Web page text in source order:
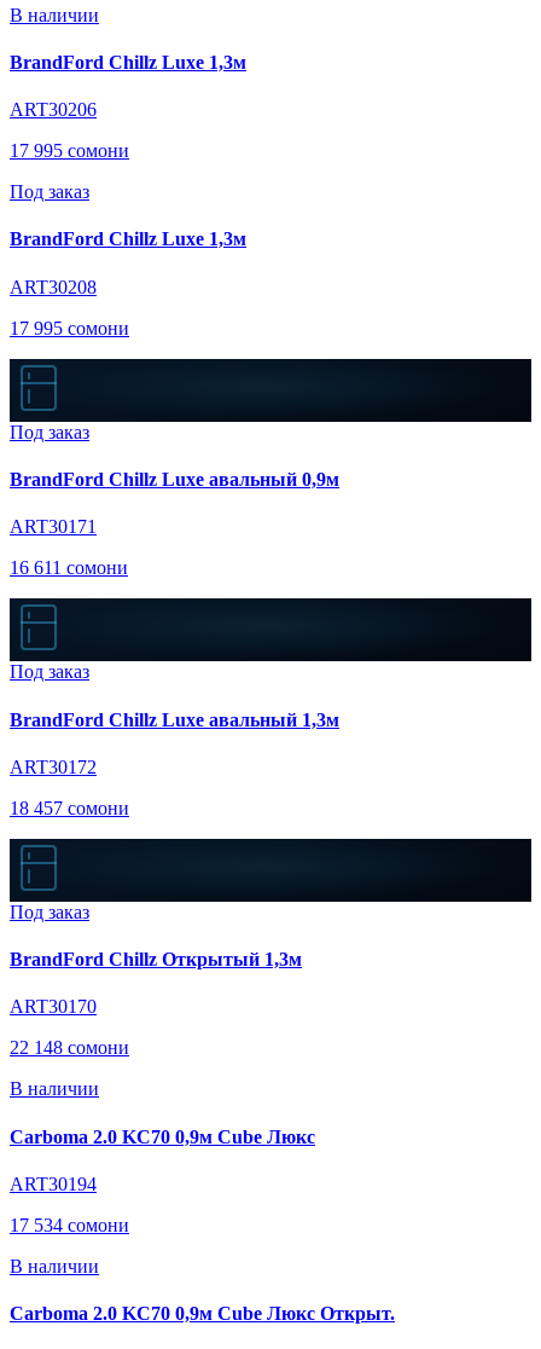
В наличии
BrandFord Chillz Luxe 1,3м
ART30206
17 995 сомони
Под заказ
BrandFord Chillz Luxe 1,3м
ART30208
17 995 сомони
Под заказ
BrandFord Chillz Luxe авальный 0,9м
ART30171
16 611 сомони
Под заказ
BrandFord Chillz Luxe авальный 1,3м
ART30172
18 457 сомони
Под заказ
BrandFord Chillz Открытый 1,3м
ART30170
22 148 сомони
В наличии
Carboma 2.0 KC70 0,9м Cube Люкс
ART30194
17 534 сомони
В наличии
Carboma 2.0 KC70 0,9м Cube Люкс Открыт.